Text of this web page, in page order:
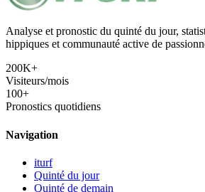
Analyse et pronostic du quinté du jour,
hippiques et communauté active de
200K+
Visiteurs/mois
100+
Pronostics quotidiens
Navigation
iturf
Quinté du jour
Quinté de demain